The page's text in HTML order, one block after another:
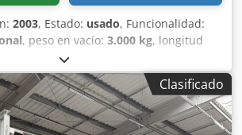
2003, Estado: usado, Funcionalidad:
, peso en vacío: 3.000 kg, longitud
, ancho total:
0-280-15-2017, Ofrecemos una estación
usada, de dos cámaras, de la
modelo RTBH22/D/30/12.
ideal para las modernas plantas de
Clasificado